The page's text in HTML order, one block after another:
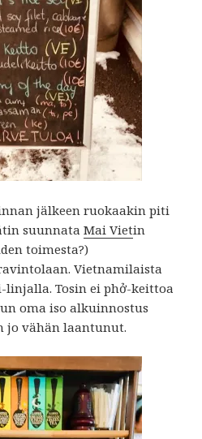
jälkeen ruokaakin piti
suunnataMai Vietin
toimesta?)
Vietnamilaista
linjalla. Tosin ei phở-keittoa
oma iso alkuinnostus
jo vähän laantunut.